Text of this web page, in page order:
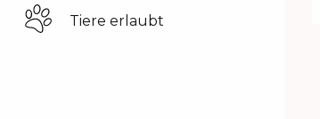
Tiere erlaubt